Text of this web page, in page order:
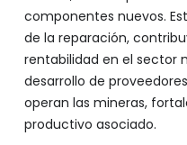
componentes nuevos.
de la reparación,
rentabilidad en el sector
desarrollo de
operan las mineras,
productivo asociado.